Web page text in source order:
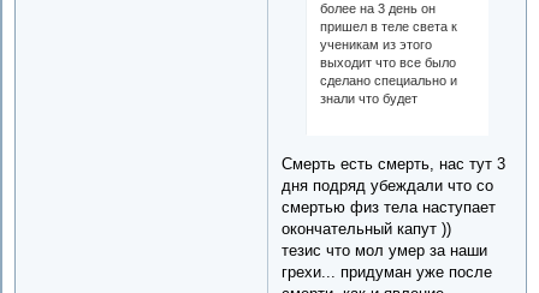
более на 3 день он
пришел в теле света к
ученикам из этого
выходит что все было
сделано специально и
знали что будет
Смерть есть смерть, нас тут 3
дня подряд убеждали что со
смертью физ тела наступает
окончательный капут ))
тезис что мол умер за наши
грехи... придуман уже после